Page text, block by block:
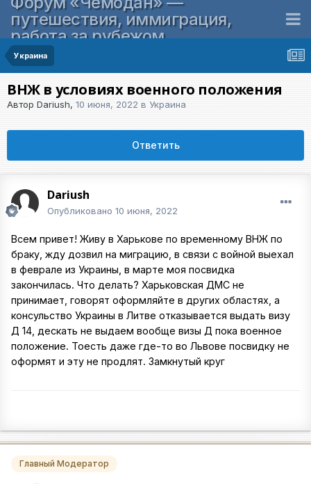
путешествия, иммиграция,
работа за рубежом
Украина
ВНЖ в условиях военного положения
Автор Dariush, 10 июня, 2022 в Украина
Ответить
Dariush
Опубликовано 10 июня, 2022
Всем привет! Живу в Харькове по временному ВНЖ по
браку, жду дозвил на миграцию, в связи с войной выехал
в феврале из Украины, в марте моя посвидка
закончилась. Что делать? Харьковская ДМС не
принимает, говорят оформляйте в других областях, а
консульство Украины в Литве отказывается выдать визу
Д 14, дескать не выдаем вообще визы Д пока военное
положение. Тоесть даже где-то во Львове посвидку не
оформят и эту не продлят. Замкнутый круг
Главный Модератор